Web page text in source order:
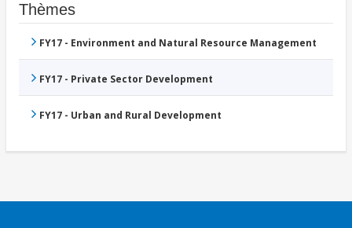
Thèmes
FY17 - Environment and Natural Resource Management
FY17 - Private Sector Development
FY17 - Urban and Rural Development